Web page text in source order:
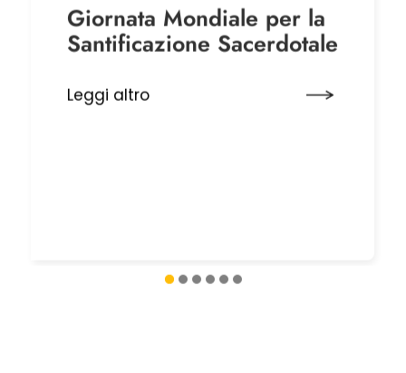
Giornata Mondiale per la
Santificazione Sacerdotale
Leggi altro
1 2 3 4 5 6